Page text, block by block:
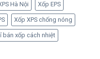
Hà Nội Xốp EPS
Xốp XPS chống nóng
bán xốp cách nhiệt